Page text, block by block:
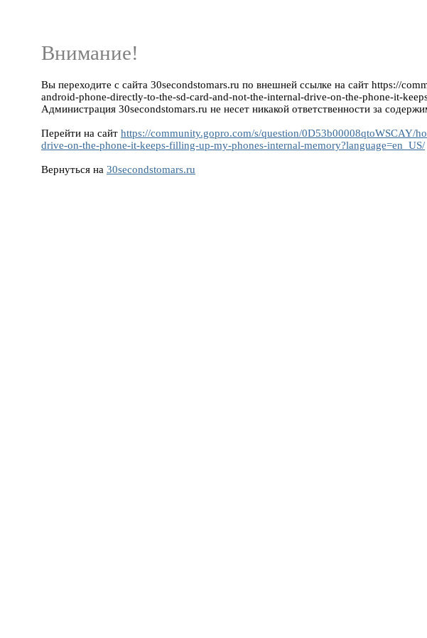
Внимание!
Вы переходите с сайта 30secondstomars.ru по внешней ссылке на сайт https://
android-phone-directly-to-the-sd-card-and-not-the-internal-drive-on-the-phone-it-
Администрация 30secondstomars.ru не несет никакой ответственности за
Перейти на сайт https://community.gopro.com/s/question/0D53b00008qtoWSCAY/
drive-on-the-phone-it-keeps-filling-up-my-phones-internal-memory?language=en_US/
Вернуться на 30secondstomars.ru